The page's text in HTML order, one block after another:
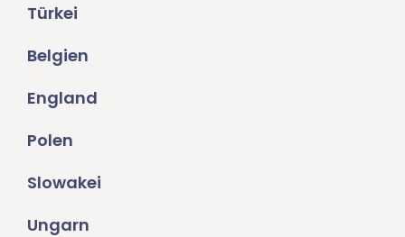
Türkei
Belgien
England
Polen
Slowakei
Ungarn